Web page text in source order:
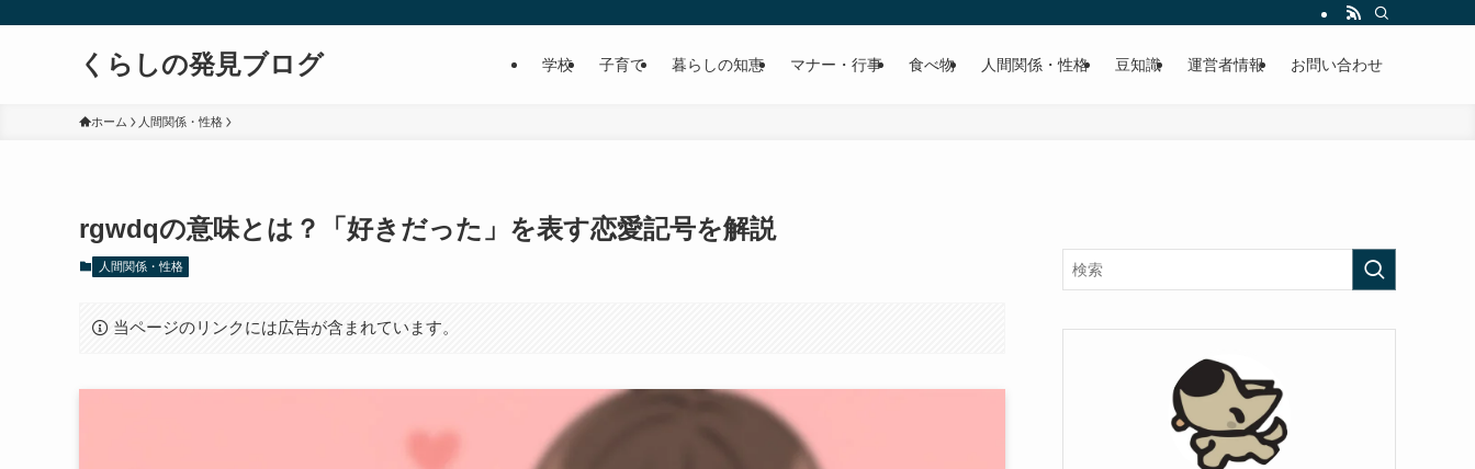
くらしの発見ブログ 学校 子育て 暮らしの知恵 マナー・行事 食べ物 人間関係・性格 豆知識 運営者情報 お問い合わせ
ホーム 人間関係・性格
rgwdqの意味とは？「好きだった」を表す恋愛記号を解説
人間関係・性格
当ページのリンクには広告が含まれています。